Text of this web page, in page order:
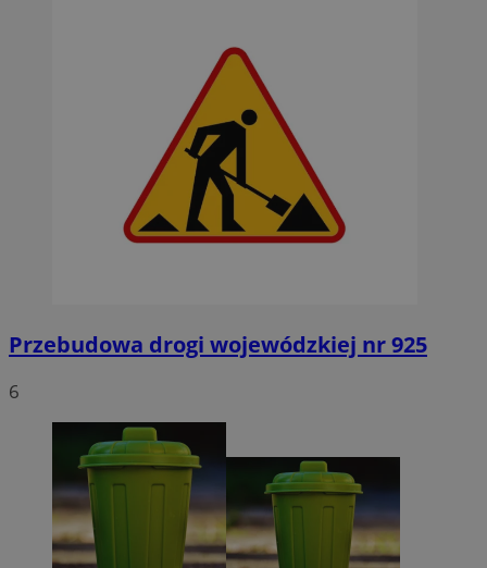
Przebudowa drogi wojewódzkiej nr 925
6